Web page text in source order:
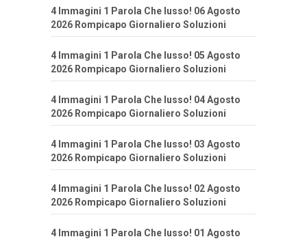
4 Immagini 1 Parola Che lusso! 06 Agosto
2026 Rompicapo Giornaliero Soluzioni
4 Immagini 1 Parola Che lusso! 05 Agosto
2026 Rompicapo Giornaliero Soluzioni
4 Immagini 1 Parola Che lusso! 04 Agosto
2026 Rompicapo Giornaliero Soluzioni
4 Immagini 1 Parola Che lusso! 03 Agosto
2026 Rompicapo Giornaliero Soluzioni
4 Immagini 1 Parola Che lusso! 02 Agosto
2026 Rompicapo Giornaliero Soluzioni
4 Immagini 1 Parola Che lusso! 01 Agosto